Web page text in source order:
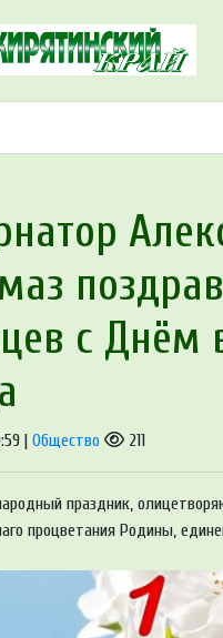
с Днём
| Общество 211
праздник,
процветания Родины,